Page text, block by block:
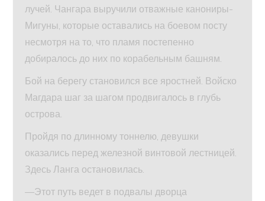
лучей. Чангара выручили отважные канониры-
Мигуны, которые оставались на боевом посту
несмотря на то, что пламя постепенно
добиралось до них по корабельным башням.
Бой на берегу становился все яростней. Войско
Магдара шаг за шагом продвигалось в глубь
острова.
Пройдя по длинному тоннелю, девушки
оказались перед железной винтовой лестницей.
Здесь Ланга остановилась.
—Этот путь ведет в подвалы дворца